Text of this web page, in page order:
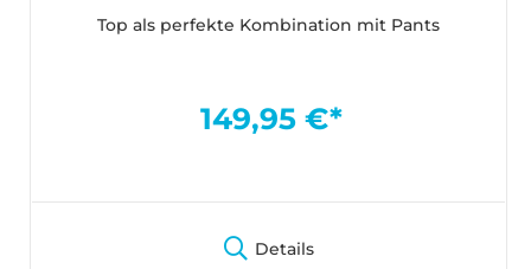
Top als perfekte Kombination mit Pants
149,95 €*
Details